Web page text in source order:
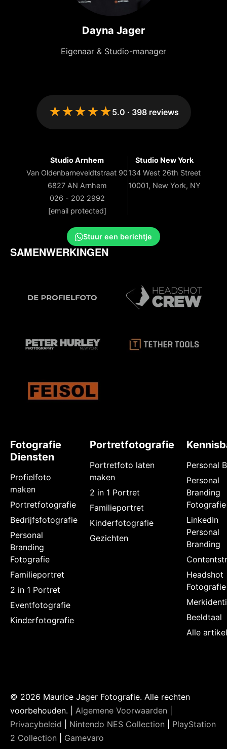
Dayna Jager
Eigenaar & Studio-manager
★★★★★5.0 · 398reviews
Studio Arnhem
Van Oldenbarneveldtstraat 90
6827 AN Arnhem
026 - 202 2992
[email protected]
Studio New York
134 West 26th Street
10001, New York, NY
Stuur een berichtje
SAMENWERKINGEN
Fotografie
Diensten
Profielfoto
maken
Portretfotografie
Bedrijfsfotografie
Personal
Branding
Fotografie
Familieportret
2 in 1 Portret
Eventfotografie
Kinderfotografie
Portretfotografie
Portretfoto laten
maken
2 in 1 Portret
Familieportret
Kinderfotografie
Gezichten
Personal
Personal
Branding
Fotografie
LinkedIn
Personal
Branding
Headshot
Fotografie
Beeldtaal
Alle
© 2026 Maurice Jager Fotografie. Alle rechten
voorbehouden. | Algemene Voorwaarden
Privacybeleid
Nintendo NES Collection
PlayStation
2 Collection
Gamevaro